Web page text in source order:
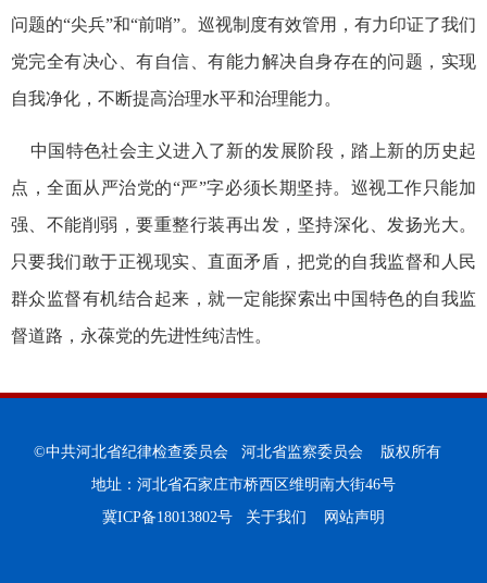
问题的“尖兵”和“前哨”。巡视制度有效管用，有力印证了我们
党完全有决心、有自信、有能力解决自身存在的问题，实现
自我净化，不断提高治理水平和治理能力。
中国特色社会主义进入了新的发展阶段，踏上新的历史起
点，全面从严治党的“严”字必须长期坚持。巡视工作只能加
强、不能削弱，要重整行装再出发，坚持深化、发扬光大。
只要我们敢于正视现实、直面矛盾，把党的自我监督和人民
群众监督有机结合起来，就一定能探索出中国特色的自我监
督道路，永葆党的先进性纯洁性。
©中共河北省纪律检查委员会 河北省监察委员会 版权所有
地址：河北省石家庄市桥西区维明南大街46号
冀ICP备18013802号
关于我们 网站声明